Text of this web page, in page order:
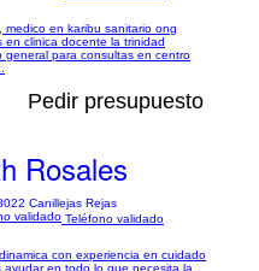
medico en karibu sanitario ong
clinica docente la trinidad
general para consultas en centro
Pedir presupuesto
Rosales
Canillejas Rejas
Teléfono validado
con experiencia en cuidado
en todo lo que necesita la